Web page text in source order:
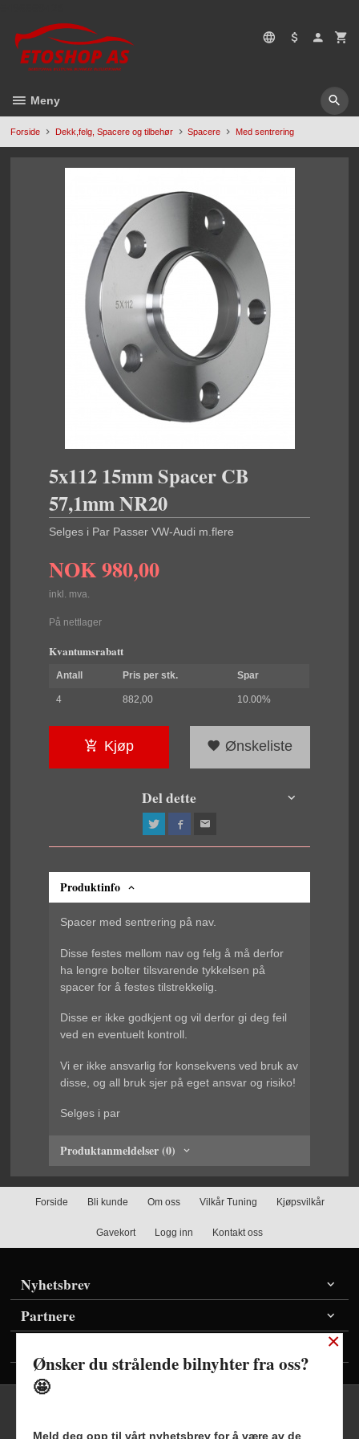
til
innholdet
Meny
Forside Dekk,felg, Spacere og tilbehør Spacere Med sentrering
5x112 15mm Spacer CB
57,1mm NR20
Selges i Par Passer VW-Audi m.flere
NOK980,00
inkl. mva.
På nettlager
Kvantumsrabatt
Antall Pris per stk. Spar
4 882,00 10.00%
Kjøp Ønskeliste
Del dette
Produktinfo
Spacer med sentrering på nav.
Disse festes mellom nav og felg å må derfor
ha lengre bolter tilsvarende tykkelsen på
spacer for å festes tilstrekkelig.
Disse er ikke godkjent og vil derfor gi deg feil
ved en eventuelt kontroll.
Vi er ikke ansvarlig for konsekvens ved bruk av
disse, og all bruk sjer på eget ansvar og risiko!
Selges i par
Produktanmeldelser (0)
Forside Bli kunde Om oss Vilkår Tuning Kjøpsvilkår
Gavekort Logg inn Kontakt oss
Nyhetsbrev
Partnere
×
Ønsker du strålende bilnyhter fra oss?
🤩
Meld deg opp til vårt nyhetsbrev for å være av de